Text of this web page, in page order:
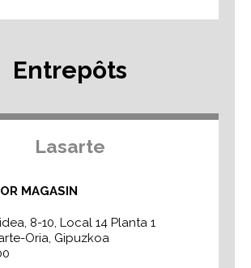
Entrepôts
Lasarte
MAGASIN
8-10, Local 14 Planta 1
Oria, Gipuzkoa